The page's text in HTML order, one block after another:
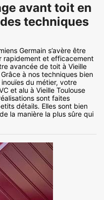
avant toit en
techniques
Germain s’avère être
rapidement et efficacement
avancée de toit à Vieille
à nos techniques bien
du métier, votre
et alu à Vieille Toulouse
sont faites
détails. Elles sont bien
la manière la plus sûre qui